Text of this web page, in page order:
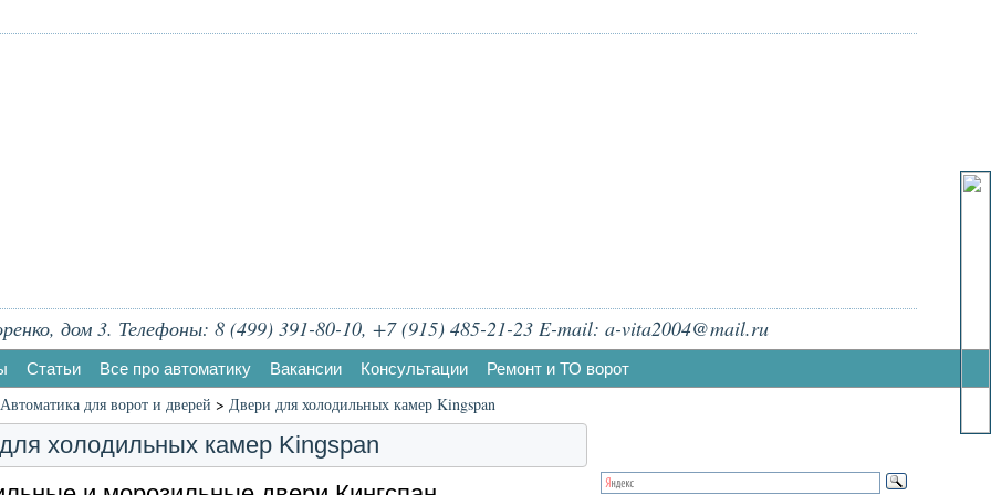
дом 3. Телефоны: 8 (499) 391-80-10, +7 (915) 485-21-23 E-mail: a-vita2004@mail.ru
Статьи Все про автоматику Вакансии Консультации Ремонт и ТО ворот
Автоматика для ворот и дверей > Двери для холодильных камер Kingspan
холодильных камер Kingspan